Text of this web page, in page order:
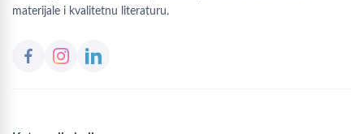
materijale i kvalitetnu literaturu.